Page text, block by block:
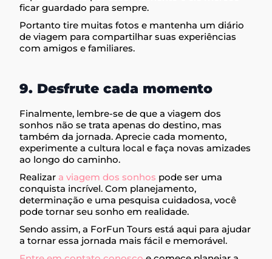
ficar guardado para sempre.
Portanto tire muitas fotos e mantenha um diário
de viagem para compartilhar suas experiências
com amigos e familiares.
9. Desfrute cada momento
Finalmente, lembre-se de que a viagem dos
sonhos não se trata apenas do destino, mas
também da jornada. Aprecie cada momento,
experimente a cultura local e faça novas amizades
ao longo do caminho.
Realizar a viagem dos sonhos pode ser uma
conquista incrível. Com planejamento,
determinação e uma pesquisa cuidadosa, você
pode tornar seu sonho em realidade.
Sendo assim, a ForFun Tours está aqui para ajudar
a tornar essa jornada mais fácil e memorável.